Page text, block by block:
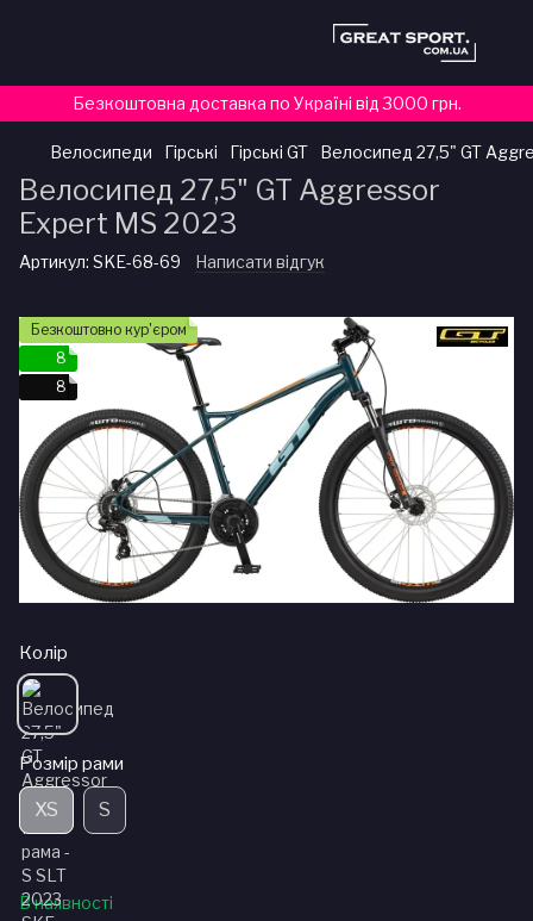
Безкоштовна доставка по Україні від 3000 грн.
Велосипеди Гірські Гірські GT Велосипед 27,5" GT
Велосипед 27,5" GT Aggressor
Expert MS 2023
Артикул: SKE-68-69 Написати відгук
Безкоштовно кур'єром
8
8
Колір
Розмір рами
XS S
В наявності